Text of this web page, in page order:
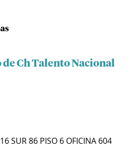
de Ch Talento Nacional
SUR 86 PISO 6 OFICINA 604